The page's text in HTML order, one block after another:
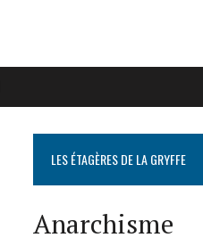
LES ÉTAGÈRES DE LA GRYFFE
Anarchisme